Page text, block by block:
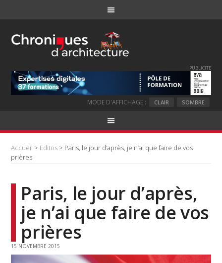
PUBLICITE
MODE D'AFFICHAGE : CLAIR SOMBRE
Accueil > Editos > Paris, le jour d’après, je n’ai que faire de vos
prières
Paris, le jour d’après,
je n’ai que faire de vos
prières
15 NOVEMBRE 2015